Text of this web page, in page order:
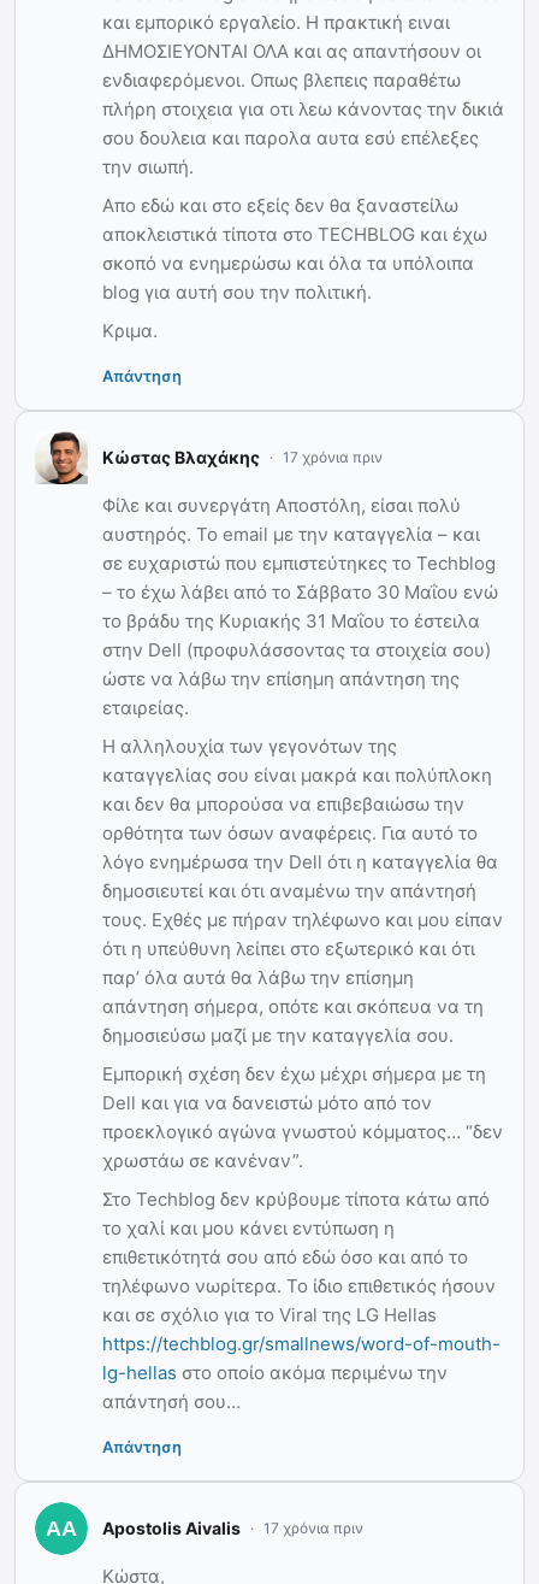
και εμπορικό εργαλείο. Η πρακτική ειναι
ΔΗΜΟΣΙΕΥΟΝΤΑΙ ΟΛΑ και ας απαντήσουν οι
ενδιαφερόμενοι. Οπως βλεπεις παραθέτω
πλήρη στοιχεια για οτι λεω κάνοντας την δικιά
σου δουλεια και παρολα αυτα εσύ επέλεξες
την σιωπή.
Απο εδώ και στο εξείς δεν θα ξαναστείλω
αποκλειστικά τίποτα στο TECHBLOG και έχω
σκοπό να ενημερώσω και όλα τα υπόλοιπα
blog για αυτή σου την πολιτική.
Κριμα.
Απάντηση
Κώστας Βλαχάκης 17 χρόνια πριν
Φίλε και συνεργάτη Αποστόλη, είσαι πολύ
αυστηρός. Το email με την καταγγελία – και
σε ευχαριστώ που εμπιστεύτηκες το Techblog
– το έχω λάβει από το Σάββατο 30 Μαΐου ενώ
το βράδυ της Κυριακής 31 Μαΐου το έστειλα
στην Dell (προφυλάσσοντας τα στοιχεία σου)
ώστε να λάβω την επίσημη απάντηση της
εταιρείας.
Η αλληλουχία των γεγονότων της
καταγγελίας σου είναι μακρά και πολύπλοκη
και δεν θα μπορούσα να επιβεβαιώσω την
ορθότητα των όσων αναφέρεις. Για αυτό το
λόγο ενημέρωσα την Dell ότι η καταγγελία θα
δημοσιευτεί και ότι αναμένω την απάντησή
τους. Εχθές με πήραν τηλέφωνο και μου είπαν
ότι η υπεύθυνη λείπει στο εξωτερικό και ότι
παρ’ όλα αυτά θα λάβω την επίσημη
απάντηση σήμερα, οπότε και σκόπευα να τη
δημοσιεύσω μαζί με την καταγγελία σου.
Εμπορική σχέση δεν έχω μέχρι σήμερα με τη
Dell και για να δανειστώ μότο από τον
προεκλογικό αγώνα γνωστού κόμματος… “δεν
χρωστάω σε κανέναν”.
Στο Techblog δεν κρύβουμε τίποτα κάτω από
το χαλί και μου κάνει εντύπωση η
επιθετικότητά σου από εδώ όσο και από το
τηλέφωνο νωρίτερα. Το ίδιο επιθετικός ήσουν
και σε σχόλιο για το Viral της LG Hellas
https://techblog.gr/smallnews/word-of-mouth-
lg-hellas στο οποίο ακόμα περιμένω την
απάντησή σου…
Απάντηση
Apostolis Aivalis 17 χρόνια πριν
Κώστα,